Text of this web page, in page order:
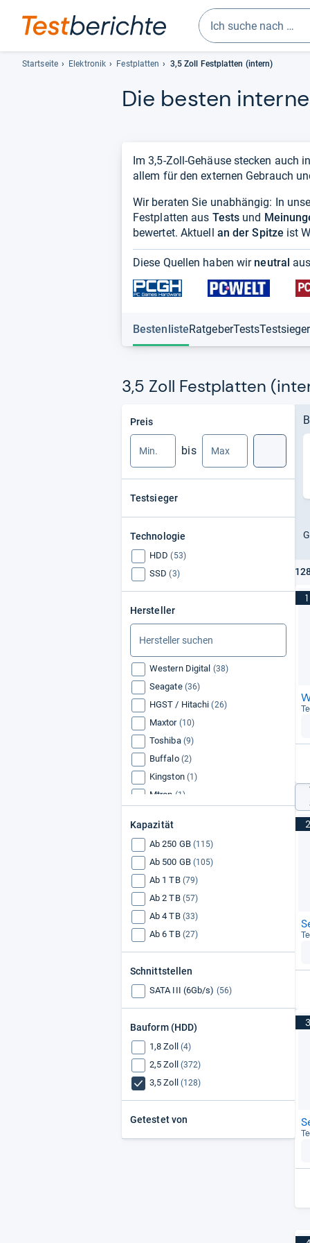
Geben
Sie
drei
Zeichen
erscheinen
automatisch
lassen
sich
mit
den
Pfeiltasten
auswählen.
Startseite Elektronik Festplatten 3,5 Zoll Festplatten (intern)
Die bes­ten
Im 3,5-Zoll-Gehäuse stecken auch
allem für den externen Gebrauch
Wir beraten Sie unabhängig: In
Festplatten aus Tests und
bewertet. Aktuell an der Spitze ist
Diese Quellen haben wir neutral
BestenlisteRatgeberTestsTestsieger
3,5 Zoll Festplatten
Preis
bis
Testsieger
Technologie
HDD (53)
SSD (3)
Hersteller
Western Digital (38)
Seagate (36)
HGST / Hitachi (26)
Maxtor (10)
Toshiba (9)
Buffalo (2)
Kingston (1)
Mtron (1)
Samsung
IBM (1)
HP (1)
Hama (1)
Kapazität
Ab 250 GB (115)
Ab 500 GB (105)
Ab 1 TB (79)
Ab 2 TB (57)
Ab 4 TB (33)
Ab 6 TB (27)
Schnittstellen
SATA III (6Gb/s) (56)
Bauform (HDD)
1,8 Zoll (4)
2,5 Zoll (372)
3,5 Zoll (128)
Getestet von
1